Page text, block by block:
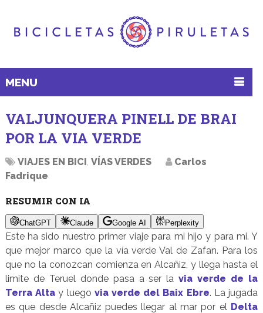
MENU
VALJUNQUERA PINELL DE BRAI
POR LA VIA VERDE
VIAJES EN BICI VÍAS VERDES
Carlos
Fadrique
RESUMIR CON IA
ChatGPT Claude Google AI Perplexity
Este ha sido nuestro primer viaje para mi hijo y para mi. Y
que mejor marco que la vía verde Val de Zafan. Para los
que no la conozcan comienza en Alcañiz, y llega hasta el
limite de Teruel donde pasa a ser lavia verde de la
Terra Alta y luego via verde del Baix Ebre. La jugada
es que desde Alcañiz puedes llegar al mar por el Delta